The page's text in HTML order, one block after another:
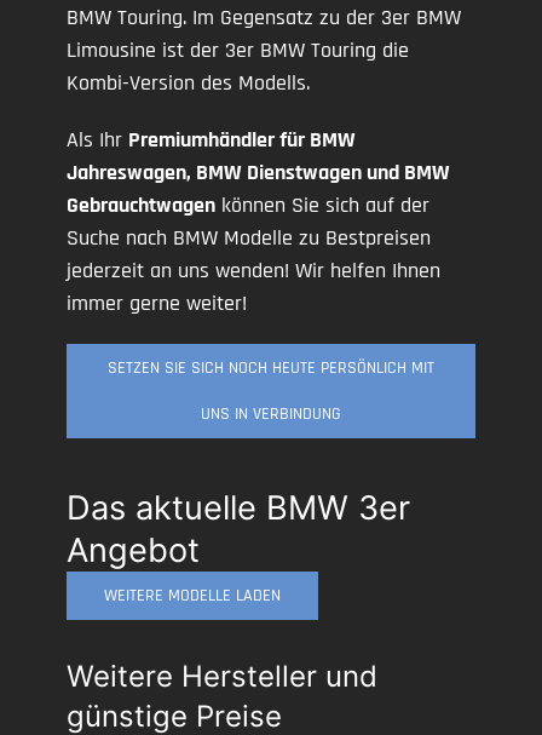
BMW Touring. Im Gegensatz zu der 3er BMW
Limousine ist der 3er BMW Touring die
Kombi-Version des Modells.
Als Ihr Premiumhändler für BMW
Jahreswagen, BMW Dienstwagen und BMW
Gebrauchtwagen können Sie sich auf der
Suche nach BMW Modelle zu Bestpreisen
jederzeit an uns wenden! Wir helfen Ihnen
immer gerne weiter!
SETZEN SIE SICH NOCH HEUTE PERSÖNLICH MIT
UNS IN VERBINDUNG
Das aktuelle BMW 3er
Angebot
WEITERE MODELLE LADEN
Weitere Hersteller und
günstige Preise